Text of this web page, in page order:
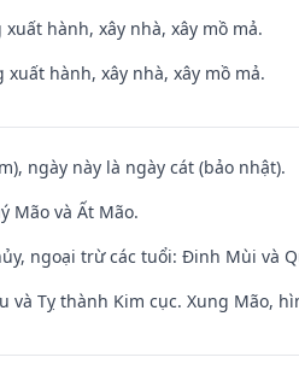
hành, xây nhà, xây mồ mả.
hành, xây nhà, xây mồ mả.
ngày này là ngày cát (bảo nhật).
Mão và Ất Mão.
ngoại trừ các tuổi: Đinh Mùi và
Tỵ thành Kim cục. Xung Mão,